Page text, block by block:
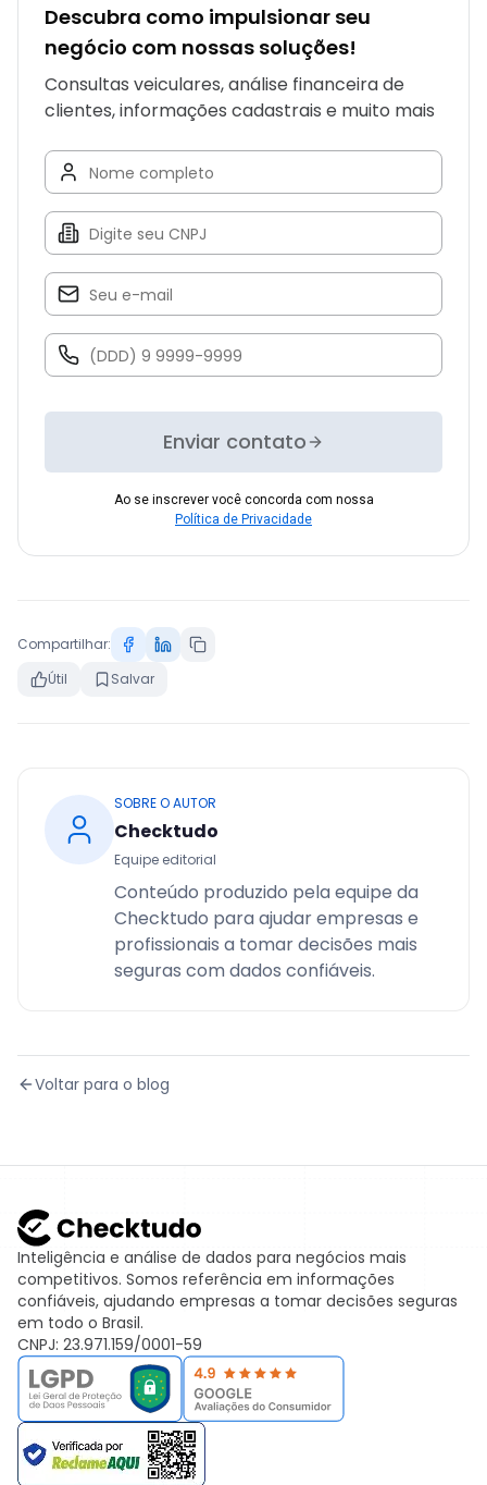
Descubra como impulsionar seu
negócio com nossas soluções!
Consultas veiculares, análise financeira de
clientes, informações cadastrais e muito mais
Enviar contato
Ao se inscrever você concorda com nossa
Política de Privacidade
Compartilhar:
Útil
Salvar
SOBRE O AUTOR
Checktudo
Equipe editorial
Conteúdo produzido pela equipe da
Checktudo para ajudar empresas e
profissionais a tomar decisões mais
seguras com dados confiáveis.
Voltar para o blog
Inteligência e análise de dados para negócios mais
competitivos. Somos referência em informações
confiáveis, ajudando empresas a tomar decisões seguras
em todo o Brasil.
CNPJ: 23.971.159/0001-59